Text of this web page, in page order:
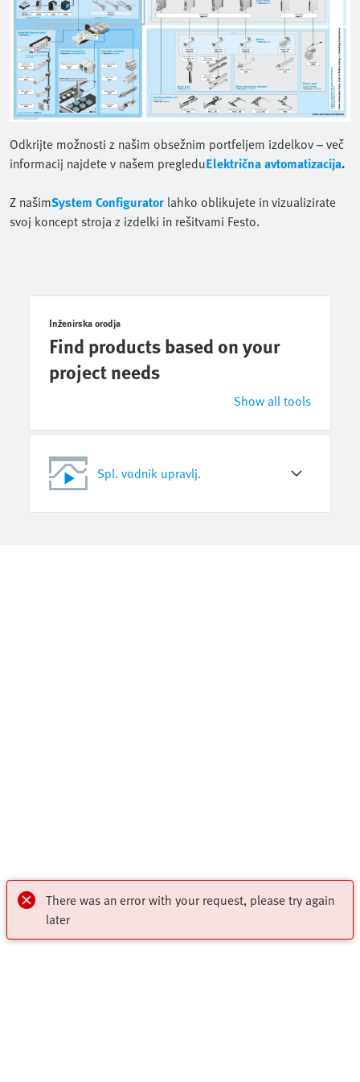
Odkrijte možnosti z našim obsežnim portfeljem izdelkov – več
informacij najdete v našem pregleduElektrična avtomatizacija.
Z našimSystem Configurator lahko oblikujete in vizualizirate
svoj koncept stroja z izdelki in rešitvami Festo.
Inženirska orodja
Find products based on your
project needs
Show all tools
Spl. vodnik upravlj.
There was an error with your request, please try again
later